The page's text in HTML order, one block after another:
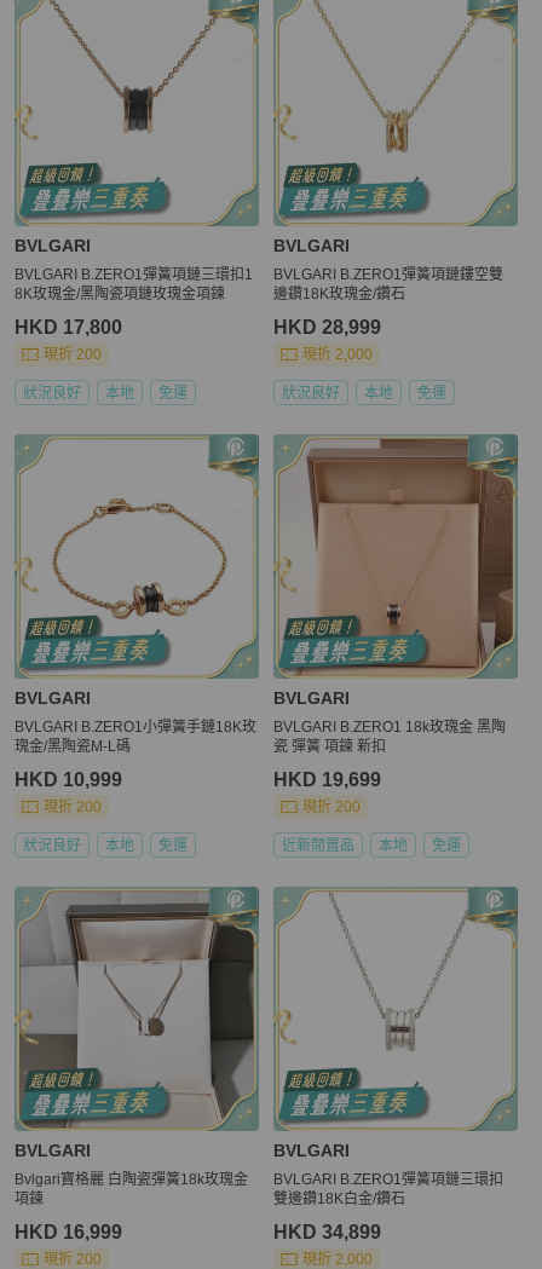
BVLGARI
BVLGARI B.ZERO1彈簧項鏈三環扣1
8K玫瑰金/黑陶瓷項鏈玫瑰金項鍊
HKD 17,800
現折 200
狀況良好 本地 免運
BVLGARI
BVLGARI B.ZERO1彈簧項鏈鏤空雙
邊鑽18K玫瑰金/鑽石
HKD 28,999
現折 2,000
狀況良好 本地 免運
BVLGARI
BVLGARI B.ZERO1小彈簧手鏈18K玫
瑰金/黑陶瓷M-L碼
HKD 10,999
現折 200
狀況良好 本地 免運
BVLGARI
BVLGARI B.ZERO1 18k玫瑰金 黑陶
瓷 彈簧 項鍊 新扣
HKD 19,699
現折 200
近新閒置品 本地 免運
BVLGARI
Bvlgari寶格麗 白陶瓷彈簧18k玫瑰金
項鍊
HKD 16,999
現折 200
BVLGARI
BVLGARI B.ZERO1彈簧項鏈三環扣
雙邊鑽18K白金/鑽石
HKD 34,899
現折 2,000